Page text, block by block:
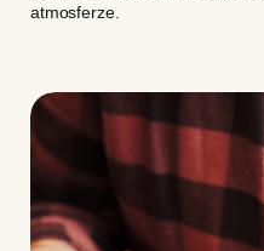
atmosferze.